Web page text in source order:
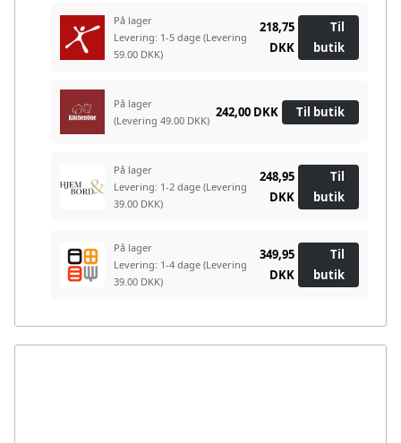
På lager
Levering: 1-5 dage (Levering
59.00 DKK)
218,75
DKK
Til
butik
På lager
(Levering 49.00 DKK)
242,00 DKK Til butik
På lager
Levering: 1-2 dage (Levering
39.00 DKK)
248,95
DKK
Til
butik
På lager
Levering: 1-4 dage (Levering
39.00 DKK)
349,95
DKK
Til
butik